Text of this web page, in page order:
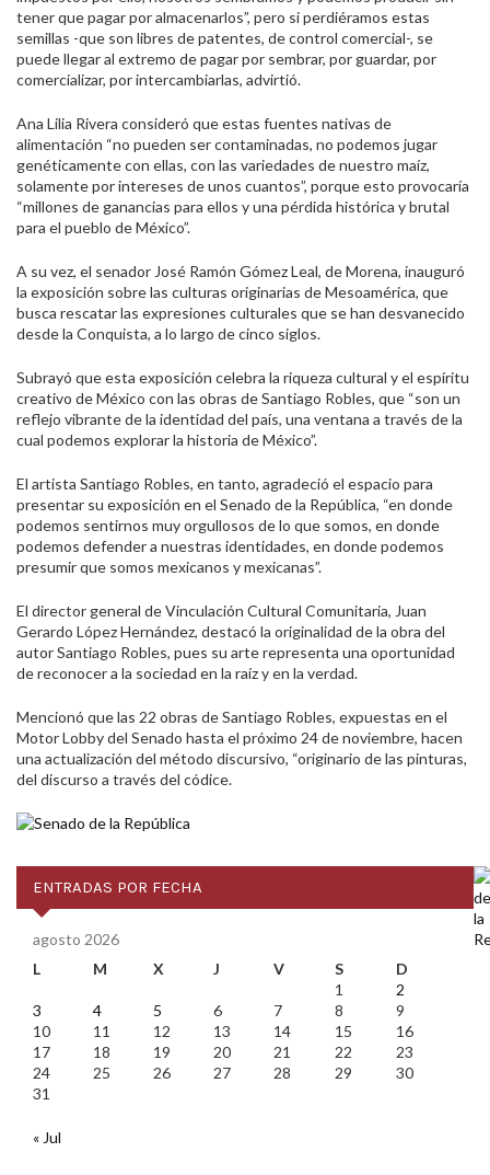
tener que pagar por almacenarlos”, pero si perdiéramos estas
semillas -que son libres de patentes, de control comercial-, se
puede llegar al extremo de pagar por sembrar, por guardar, por
comercializar, por intercambiarlas, advirtió.
Ana Lilia Rivera consideró que estas fuentes nativas de
alimentación “no pueden ser contaminadas, no podemos jugar
genéticamente con ellas, con las variedades de nuestro maíz,
solamente por intereses de unos cuantos”, porque esto provocaría
“millones de ganancias para ellos y una pérdida histórica y brutal
para el pueblo de México”.
A su vez, el senador José Ramón Gómez Leal, de Morena, inauguró
la exposición sobre las culturas originarias de Mesoamérica, que
busca rescatar las expresiones culturales que se han desvanecido
desde la Conquista, a lo largo de cinco siglos.
Subrayó que esta exposición celebra la riqueza cultural y el espíritu
creativo de México con las obras de Santiago Robles, que “son un
reflejo vibrante de la identidad del país, una ventana a través de la
cual podemos explorar la historia de México”.
El artista Santiago Robles, en tanto, agradeció el espacio para
presentar su exposición en el Senado de la República, “en donde
podemos sentirnos muy orgullosos de lo que somos, en donde
podemos defender a nuestras identidades, en donde podemos
presumir que somos mexicanos y mexicanas”.
El director general de Vinculación Cultural Comunitaria, Juan
Gerardo López Hernández, destacó la originalidad de la obra del
autor Santiago Robles, pues su arte representa una oportunidad
de reconocer a la sociedad en la raíz y en la verdad.
Mencionó que las 22 obras de Santiago Robles, expuestas en el
Motor Lobby del Senado hasta el próximo 24 de noviembre, hacen
una actualización del método discursivo, “originario de las pinturas,
del discurso a través del códice.
ENTRADAS POR FECHA
agosto 2026
L
M X J V S
D
1
2
3
4 5 6 7 8
9
10
11 12 13 14 15
16
17
18 19 20 21 22
23
24
25 26 27 28 29
30
31
« Jul